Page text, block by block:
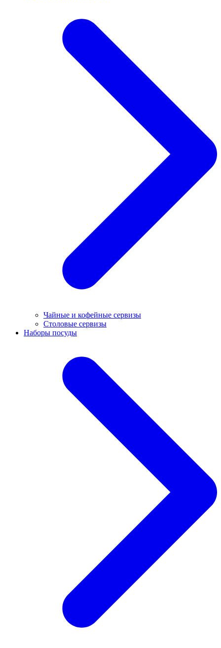
Чайные и кофейные сервизы
Столовые сервизы
Наборы посуды